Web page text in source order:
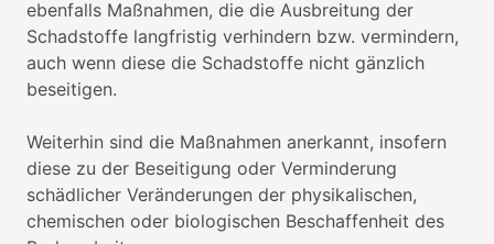
ebenfalls Maßnahmen, die die Ausbreitung der
Schadstoffe langfristig verhindern bzw. vermindern,
auch wenn diese die Schadstoffe nicht gänzlich
beseitigen.
Weiterhin sind die Maßnahmen anerkannt, insofern
diese zu der Beseitigung oder Verminderung
schädlicher Veränderungen der physikalischen,
chemischen oder biologischen Beschaffenheit des